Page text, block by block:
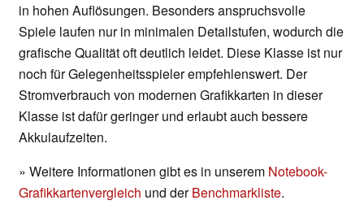
in hohen Auflösungen. Besonders anspruchsvolle
Spiele laufen nur in minimalen Detailstufen, wodurch die
grafische Qualität oft deutlich leidet. Diese Klasse ist nur
noch für Gelegenheitsspieler empfehlenswert. Der
Stromverbrauch von modernen Grafikkarten in dieser
Klasse ist dafür geringer und erlaubt auch bessere
Akkulaufzeiten.
» Weitere Informationen gibt es in unserem Notebook-
Grafikkartenvergleich und derBenchmarkliste.